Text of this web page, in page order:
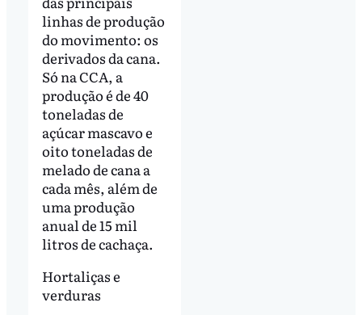
linhas de produção
do movimento: os
derivados da cana.
Só na CCA, a
produção é de 40
toneladas de
açúcar mascavo e
oito toneladas de
melado de cana a
cada mês, além de
uma produção
anual de 15 mil
litros de cachaça.
Hortaliças e
verduras